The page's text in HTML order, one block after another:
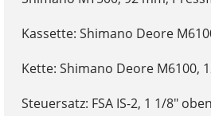
Kassette: Shimano Deore
Kette: Shimano Deore M6100,
Steuersatz: FSA IS-2, 1 1/8"